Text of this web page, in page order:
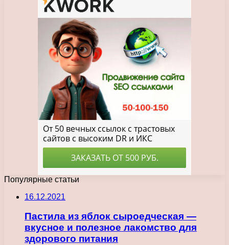
Популярные статьи
16.12.2021
Пастила из яблок сыроедческая —
вкусное и полезное лакомство для
здорового питания